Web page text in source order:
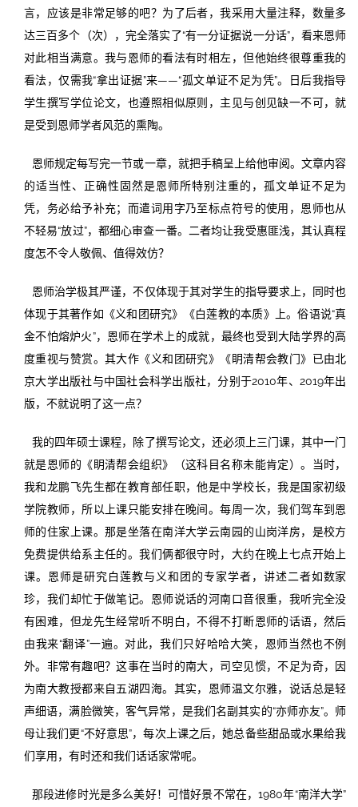
言，应该是非常足够的吧？为了后者，我采用大量注释，数量多
达三百多个（次），完全落实了“有一分证据说一分话”，看来恩师
对此相当满意。我与恩师的看法有时相左，但他始终很尊重我的
看法，仅需我“拿出证据”来——“孤文单证不足为凭”。日后我指导
学生撰写学位论文，也遵照相似原则，主见与创见缺一不可，就
是受到恩师学者风范的熏陶。
恩师规定每写完一节或一章，就把手稿呈上给他审阅。文章内容
的适当性、正确性固然是恩师所特别注重的，孤文单证不足为
凭，务必给予补充；而遣词用字乃至标点符号的使用，恩师也从
不轻易“放过”，都细心审查一番。二者均让我受惠匪浅，其认真程
度怎不令人敬佩、值得效仿？
恩师治学极其严谨，不仅体现于其对学生的指导要求上，同时也
体现于其著作如《义和团研究》《白莲教的本质》上。俗语说“真
金不怕熔炉火”，恩师在学术上的成就，最终也受到大陆学界的高
度重视与赞赏。其大作《义和团研究》《眀清帮会教门》已由北
京大学出版社与中国社会科学出版社，分别于2010年、2019年出
版，不就说明了这一点？
我的四年硕士课程，除了撰写论文，还必须上三门课，其中一门
就是恩师的《眀清帮会组织》（这科目名称未能肯定）。当时，
我和龙鹏飞先生都在教育部任职，他是中学校长，我是国家初级
学院教师，所以上课只能安排在晚间。每周一次，我们驾车到恩
师的住家上课。那是坐落在南洋大学云南园的山岗洋房，是校方
免费提供给系主任的。我们俩都很守时，大约在晚上七点开始上
课。恩师是研究白莲教与义和团的专家学者，讲述二者如数家
珍，我们却忙于做笔记。恩师说话的河南口音很重，我听完全没
有困难，但龙先生经常听不明白，不得不打断恩师的话语，然后
由我来“翻译”一遍。对此，我们只好哈哈大笑，恩师当然也不例
外。非常有趣吧？这事在当时的南大，司空见惯，不足为奇，因
为南大教授都来自五湖四海。其实，恩师温文尔雅，说话总是轻
声细语，满脸微笑，客气异常，是我们名副其实的“亦师亦友”。师
母让我们更“不好意思”，每次上课之后，她总备些甜品或水果给我
们享用，有时还和我们话话家常呢。
那段进修时光是多么美好！可惜好景不常在，1980年“南洋大学”